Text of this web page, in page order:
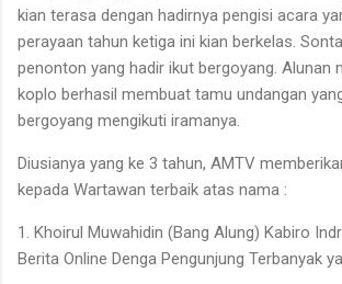
kian terasa dengan hadirnya pengisi acara
perayaan tahun ketiga ini kian berkelas.
penonton yang hadir ikut bergoyang. Alunan
koplo berhasil membuat tamu undangan
bergoyang mengikuti iramanya.
Diusianya yang ke 3 tahun, AMTV
kepada Wartawan terbaik atas nama :
1. Khoirul Muwahidin (Bang Alung) Kabiro
Berita Online Denga Pengunjung Terbanyak